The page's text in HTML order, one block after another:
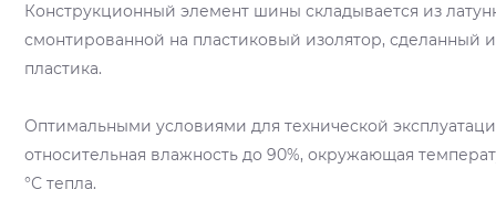
Конструкционный элемент шины складывается из
смонтированной на пластиковый изолятор, сделанный
пластика.
Оптимальными условиями для технической
относительная влажность до 90%, окружающая
°С тепла.